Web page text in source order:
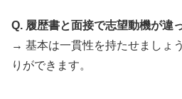
Q. 履歴書と面接で志望動機が違
→ 基本は一貫性を持たせましょ
りができます。